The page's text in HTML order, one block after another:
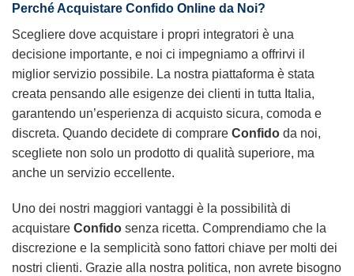
Perché Acquistare Confido Online da Noi?
Scegliere dove acquistare i propri integratori è una
decisione importante, e noi ci impegniamo a offrirvi il
miglior servizio possibile. La nostra piattaforma è stata
creata pensando alle esigenze dei clienti in tutta Italia,
garantendo un’esperienza di acquisto sicura, comoda e
discreta. Quando decidete di comprare Confido da noi,
scegliete non solo un prodotto di qualità superiore, ma
anche un servizio eccellente.
Uno dei nostri maggiori vantaggi è la possibilità di
acquistare Confido senza ricetta. Comprendiamo che la
discrezione e la semplicità sono fattori chiave per molti dei
nostri clienti. Grazie alla nostra politica, non avrete bisogno